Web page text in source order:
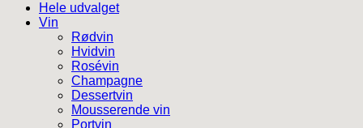
Hele udvalget
Vin
Rødvin
Hvidvin
Rosévin
Champagne
Dessertvin
Mousserende vin
Portvin